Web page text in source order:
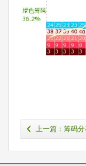
上一篇：筹码